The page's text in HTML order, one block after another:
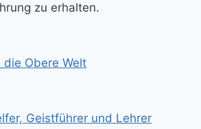
zu erhalten.
die Obere Welt
Geistführer und Lehrer